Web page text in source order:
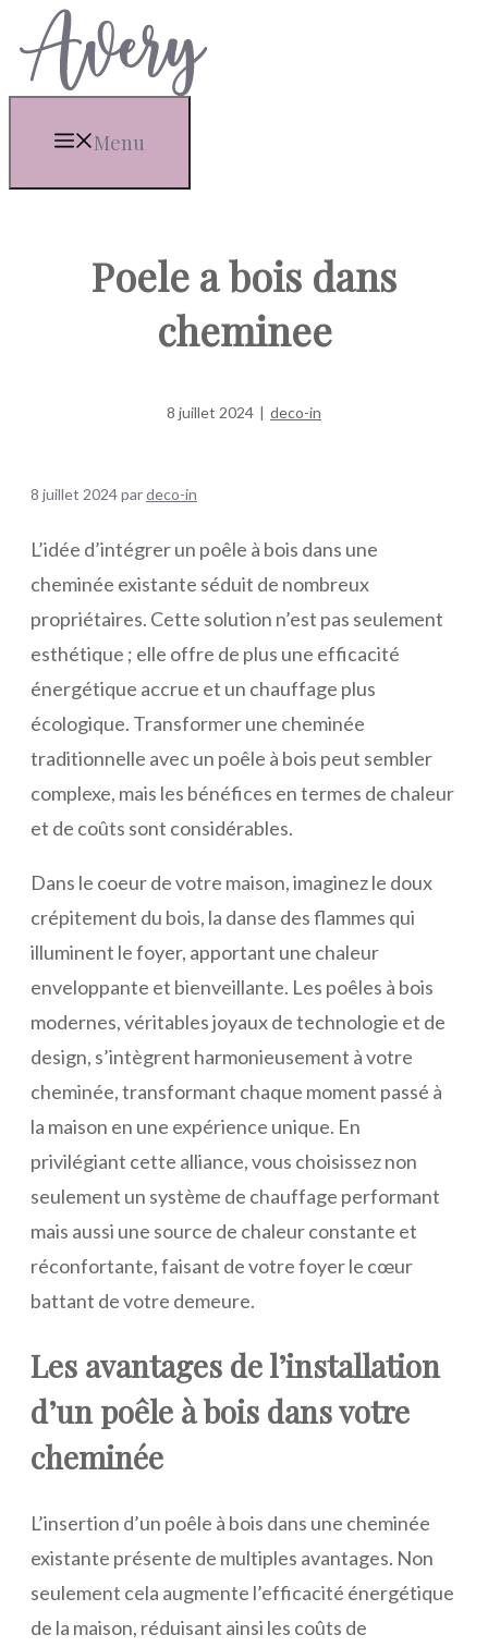
Aller
au
contenu
Menu
Poele a bois dans
cheminee
8 juillet 2024 | deco-in
8 juillet 2024pardeco-in
L’idée d’intégrer un poêle à bois dans une
cheminée existante séduit de nombreux
propriétaires. Cette solution n’est pas seulement
esthétique ; elle offre de plus une efficacité
énergétique accrue et un chauffage plus
écologique. Transformer une cheminée
traditionnelle avec un poêle à bois peut sembler
complexe, mais les bénéfices en termes de chaleur
et de coûts sont considérables.
Dans le coeur de votre maison, imaginez le doux
crépitement du bois, la danse des flammes qui
illuminent le foyer, apportant une chaleur
enveloppante et bienveillante. Les poêles à bois
modernes, véritables joyaux de technologie et de
design, s’intègrent harmonieusement à votre
cheminée, transformant chaque moment passé à
la maison en une expérience unique. En
privilégiant cette alliance, vous choisissez non
seulement un système de chauffage performant
mais aussi une source de chaleur constante et
réconfortante, faisant de votre foyer le cœur
battant de votre demeure.
Les avantages de l’installation
d’un poêle à bois dans votre
cheminée
L’insertion d’un poêle à bois dans une cheminée
existante présente de multiples avantages. Non
seulement cela augmente l’efficacité énergétique
de la maison, réduisant ainsi les coûts de